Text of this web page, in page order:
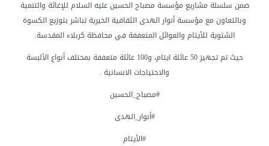
ضمن سلسلة مشاريع مؤسسة مصباح الحسين عليه السلام للإغاثة والتنمية
وبالتعاون مع مؤسسة أنوار الهدى الثقافية الخيرية تباشر بتوزيع الكسوة
الشتوية للأيتام والعوائل المتعففة في محافظة كربلاء المقدسة.
حيث تم تجهيز 50 عائلة ايتام، و100 عائلة متعففة بمختلف أنواع الألبسة
والاحتياجات الانسانية .
#مصباح_الحسين
#أنوار_الهدى
#الأيتام